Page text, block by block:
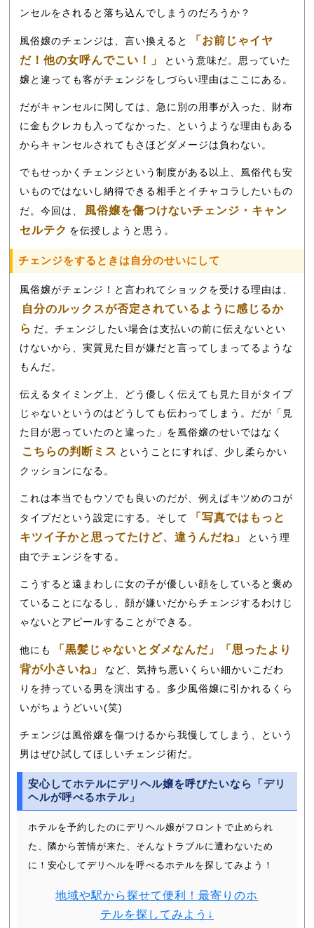
ンセルをされると落ち込んでしまうのだろうか？
風俗嬢のチェンジは、言い換えると
「お前じゃイヤ
だ！他の女呼んでこい！」
という意味だ。思っていた
嬢と違っても客がチェンジをしづらい理由はここにある。
だがキャンセルに関しては、急に別の用事が入った、財布
に金もクレカも入ってなかった、というような理由もある
からキャンセルされてもさほどダメージは負わない。
でもせっかくチェンジという制度がある以上、風俗代も安
いものではないし納得できる相手とイチャコラしたいもの
だ。今回は、
風俗嬢を傷つけないチェンジ・キャン
セルテク を伝授しようと思う。
チェンジをするときは自分のせいにして
風俗嬢がチェンジ！と言われてショックを受ける理由は、
自分のルックスが否定されているように感じるか
ら だ。チェンジしたい場合は支払いの前に伝えないとい
けないから、実質見た目が嫌だと言ってしまってるような
もんだ。
伝えるタイミング上、どう優しく伝えても見た目がタイプ
じゃないというのはどうしても伝わってしまう。だが「見
た目が思っていたのと違った」を風俗嬢のせいではなく
こちらの判断ミス ということにすれば、少し柔らかい
クッションになる。
これは本当でもウソでも良いのだが、例えばキツめのコが
タイプだという設定にする。そして
「写真ではもっと
キツイ子かと思ってたけど、違うんだね」
という理
由でチェンジをする。
こうすると遠まわしに女の子が優しい顔をしていると褒め
ていることになるし、顔が嫌いだからチェンジするわけじ
ゃないとアピールすることができる。
他にも
「黒髪じゃないとダメなんだ」「思ったより
背が小さいね」
など、気持ち悪いくらい細かいこだわ
りを持っている男を演出する。多少風俗嬢に引かれるくら
いがちょうどいい(笑)
チェンジは風俗嬢を傷つけるから我慢してしまう、という
男はぜひ試してほしいチェンジ術だ。
安心してホテルにデリヘル嬢を呼びたいなら「デリ
ヘルが呼べるホテル」
ホテルを予約したのにデリヘル嬢がフロントで止められ
た、隣から苦情が来た、そんなトラブルに遭わないため
に！安心してデリヘルを呼べるホテルを探してみよう！
地域や駅から探せて便利！最寄りのホ
テルを探してみよう↓